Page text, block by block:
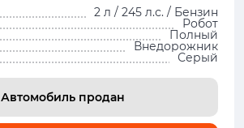
2 л / 245 л.с. / Бензин
Робот
Полный
Внедорожник
Серый
Автомобиль продан